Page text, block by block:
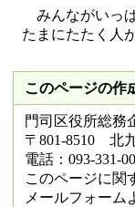
みんながいっ
たまにたたく人
このページの作
門司区役所総務
〒801-8510 北
電話：093-331-
このページに関
メールフォーム